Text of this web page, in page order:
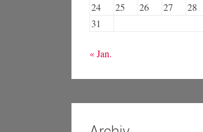
24
25 26 27 28
31
« Jan.